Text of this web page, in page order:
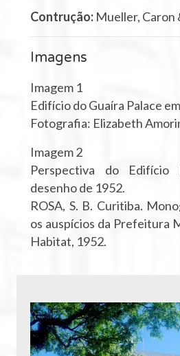
Contrução: Mueller, Caron
Imagens
Imagem 1
Edifício do Guaíra Palace
Fotografia: Elizabeth
Imagem 2
Perspectiva do Edifício
desenho de 1952.
ROSA, S. B. Curitiba.
os auspícios da Prefeitura
Habitat, 1952.